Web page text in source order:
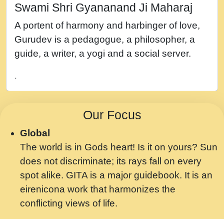
नह भरस रह लडडल... अपन खट करम क !!!! मह दद
सहर चरण क .....mp3
बगड नसब कसन सवर तर बगर Shri ravinandan
shastri ji maharaj.mp3
Chahe Ram Ho Chahe Shyam Ho.mp3
मझ अपन जवन बनन न आय, रठ हर क मनन न आय
Shri ravinandan shastri ji maharaj.mp3
मन अशांत मंत्र जाप - गीता प्रेरणा -Swami
Gyananand Ji Maharaj.mp3
मन बध लय परम वल कगन Special Shyam
Swami Shri Gyananand Ji Maharaj
A portent of harmony and harbinger of love,
Gurudev is a pedagogue, a philosopher, a
guide, a writer, a yogi and a social server.
.
Our Focus
Global
The world is in Gods heart! Is it on yours? Sun
does not discriminate; its rays fall on every
spot alike. GITA is a major guidebook. It is an
eirenicona work that harmonizes the
conflicting views of life.